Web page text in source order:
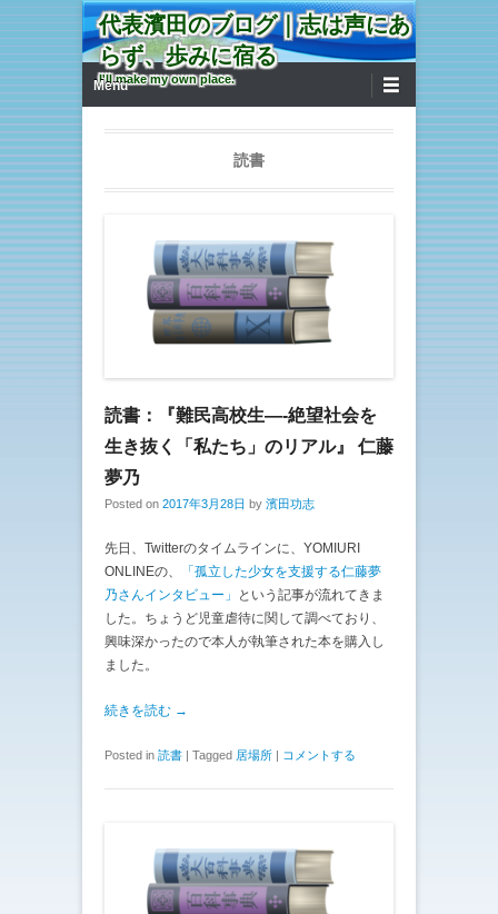
代表濱田のブログ｜志は声にあ
らず、歩みに宿る
I'll make my own place.
第1メニュー
コンテンツへ移動
Menu
読書
読書：『難民高校生—-絶望社会を
生き抜く「私たち」のリアル』 仁藤
夢乃
Posted on 2017年3月28日 by 濱田功志
先日、Twitterのタイムラインに、YOMIURI
ONLINEの、
「孤立した少女を支援する仁藤夢
乃さんインタビュー」
という記事が流れてきま
した。ちょうど児童虐待に関して調べており、
興味深かったので本人が執筆された本を購入し
ました。
続きを読む →
Posted in 読書 | Tagged 居場所 | コメントする